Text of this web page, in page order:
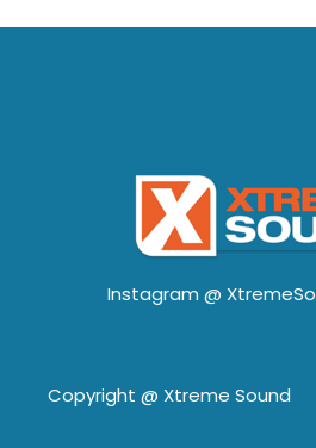
Instagram @
Copyright @ Xtreme Sound